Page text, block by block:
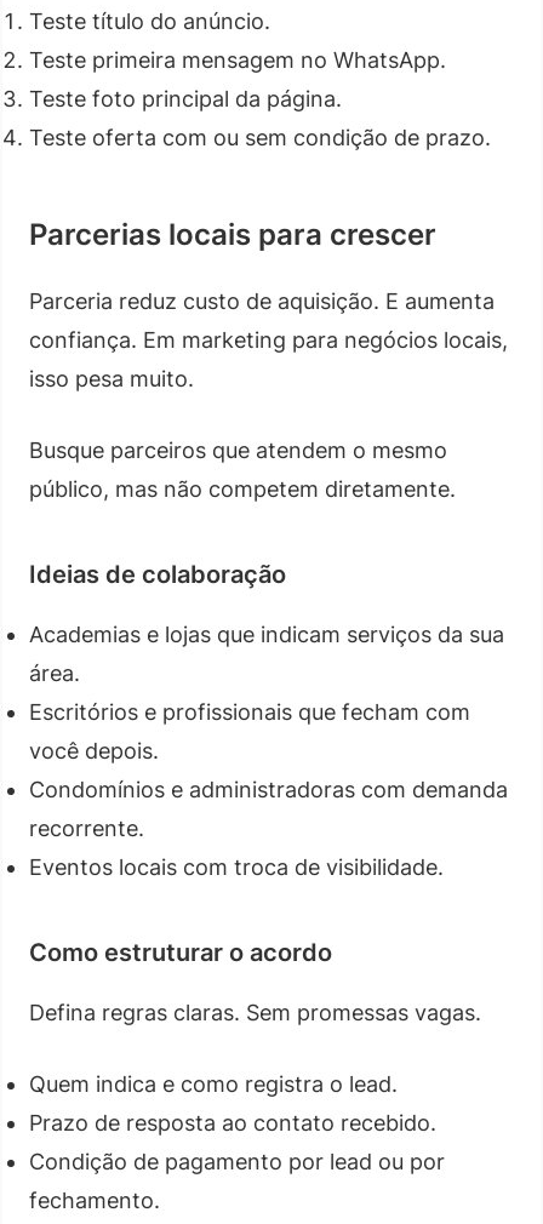
Teste título do anúncio.
Teste primeira mensagem no WhatsApp.
Teste foto principal da página.
Teste oferta com ou sem condição de prazo.
Parcerias locais para crescer
Parceria reduz custo de aquisição. E aumenta
confiança. Em marketing para negócios locais,
isso pesa muito.
Busque parceiros que atendem o mesmo
público, mas não competem diretamente.
Ideias de colaboração
Academias e lojas que indicam serviços da sua
área.
Escritórios e profissionais que fecham com
você depois.
Condomínios e administradoras com demanda
recorrente.
Eventos locais com troca de visibilidade.
Como estruturar o acordo
Defina regras claras. Sem promessas vagas.
Quem indica e como registra o lead.
Prazo de resposta ao contato recebido.
Condição de pagamento por lead ou por
fechamento.